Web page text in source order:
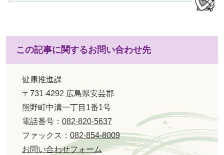
この記事に関するお問い合わせ先
健康推進課
〒731-4292 広島県安芸郡
熊野町中溝一丁目1番1号
電話番号： 082-820-5637
ファックス： 082-854-8009
お問い合わせフォーム